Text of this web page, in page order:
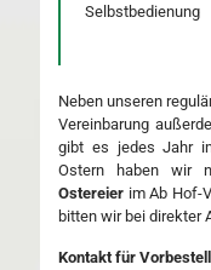
Selbstbedienung
Neben unseren
Vereinbarung
gibt es jedes Jahr
Ostern haben wir
Ostereier im Ab Hof-
bitten wir bei direkter
Kontakt für